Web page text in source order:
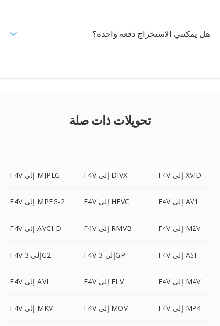
هل يمكنني الاستخراج دفعة واحدة؟
تحويلات ذات صلة
F4V إلى MJPEG F4V إلى DIVX F4V إلى XVID
F4V إلى MPEG-2 F4V إلى HEVC F4V إلى AV1
F4V إلى AVCHD F4V إلى RMVB F4V إلى M2V
F4V إلى 3G2 F4V إلى 3GP F4V إلى ASF
F4V إلى AVI F4V إلى FLV F4V إلى M4V
F4V إلى MKV F4V إلى MOV F4V إلى MP4